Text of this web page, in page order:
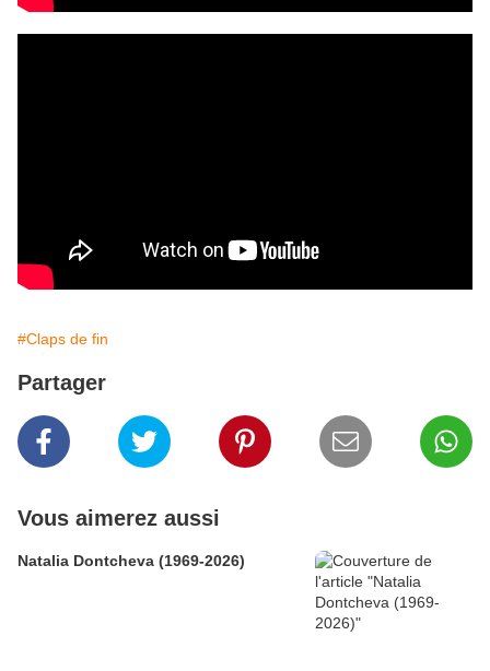
#Claps de fin
Partager
Vous aimerez aussi
Natalia Dontcheva (1969-2026)